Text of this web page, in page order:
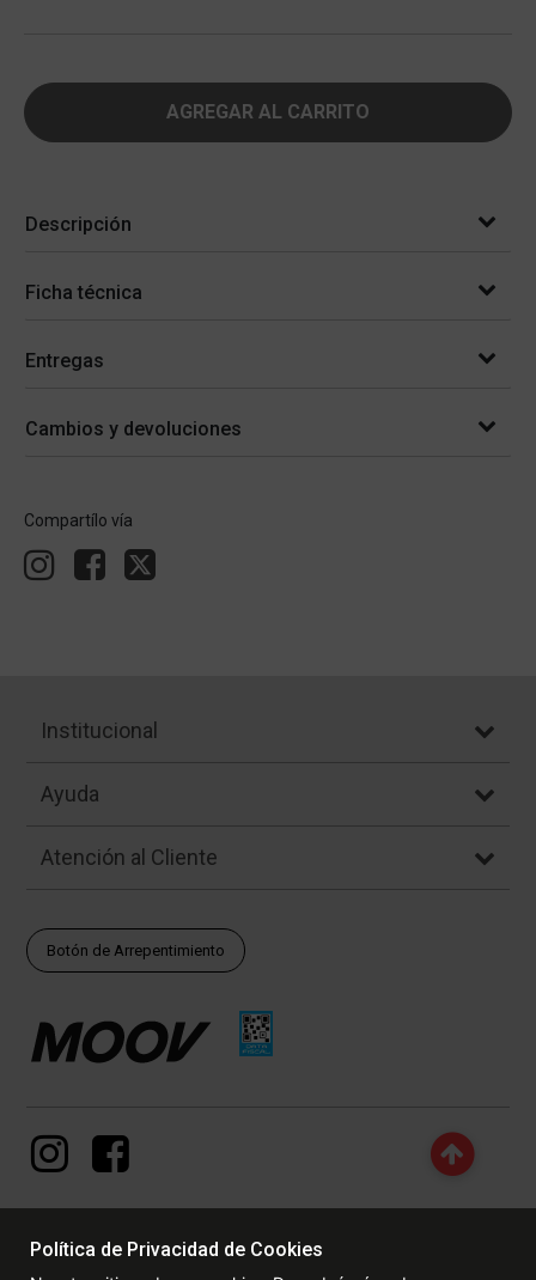
AGREGAR AL CARRITO
Descripción
Ficha técnica
Entregas
Cambios y devoluciones
Compartílo vía
Institucional
Ayuda
Atención al Cliente
Botón de Arrepentimiento
Política de Privacidad de Cookies